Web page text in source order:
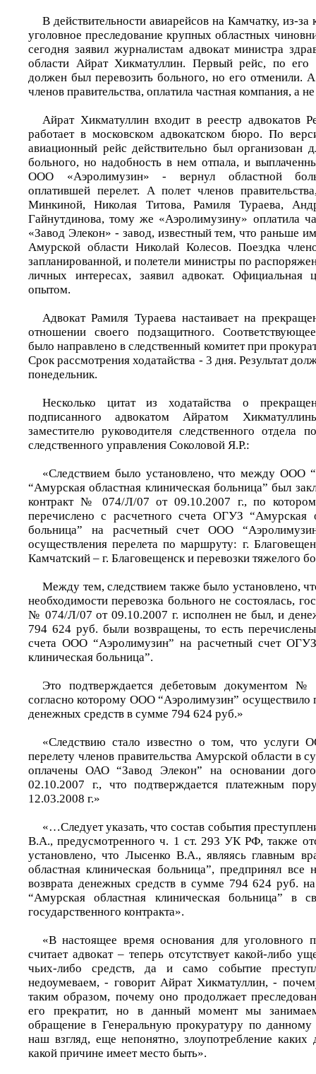
В действительности авиарейсов на Камчатку, из-за
уголовное преследование крупных областных
сегодня заявил журналистам адвокат министра
области Айрат Хикматуллин. Первый рейс, по его
должен был перевозить больного, но его отменили.
членов правительства, оплатила частная компания, а
Айрат Хикматуллин входит в реестр адвокатов
работает в московском адвокатском бюро. По
авиационный рейс действительно был организован
больного, но надобность в нем отпала, и
ООО «Аэролимузин» - вернул областной
оплатившей перелет. А полет членов
Минкиной, Николая Титова, Рамиля Тураева,
Гайнутдинова, тому же «Аэролимузину» оплатила
«Завод Элекон» - завод, известный тем, что раньше
Амурской области Николай Колесов. Поездка
запланированной, и полетели министры по
личных интересах, заявил адвокат.
опытом.
Адвокат Рамиля Тураева настаивает на
отношении своего подзащитного.
было направлено в следственный комитет при
Срок рассмотрения ходатайства - 3 дня. Результат
понедельник.
Несколько цитат из ходатайства о
подписанного адвокатом Айратом
заместителю руководителя следственного отдела
следственного управления Соколовой Я.Р.:
«Следствием было установлено, что между ООО
“Амурская областная клиническая больница” был
контракт № 074/Л/07 от 09.10.2007 г., по
перечислено с расчетного счета ОГУЗ “Амурская
больница” на расчетный счет ООО
осуществления перелета по маршруту: г.
Камчатский – г. Благовещенск и перевозки тяжелого
Между тем, следствием также было установлено,
необходимости перевозка больного не состоялась,
№ 074/Л/07 от 09.10.2007 г. исполнен не был, и
794 624 руб. были возвращены, то есть
счета ООО “Аэролимузин” на расчетный счет
клиническая больница”.
Это подтверждается дебетовым документом
согласно которому ООО “Аэролимузин” осуществило
денежных средств в сумме 794 624 руб.»
«Следствию стало известно о том, что услуги
перелету членов правительства Амурской области в
оплачены ОАО “Завод Элекон” на основании
02.10.2007 г., что подтверждается платежным
12.03.2008 г.»
«…Следует указать, что состав события
В.А., предусмотренного ч. 1 ст. 293 УК РФ, также
установлено, что Лысенко В.А., являясь главным
областная клиническая больница”, предпринял
возврата денежных средств в сумме 794 624 руб.
“Амурская областная клиническая больница” в
государственного контракта».
«В настоящее время основания для уголовного
считает адвокат – теперь отсутствует какой-либо
чьих-либо средств, да и само событие
недоумеваем, - говорит Айрат Хикматуллин, -
таким образом, почему оно продолжает
его прекратит, но в данный момент мы
обращение в Генеральную прокуратуру по
наш взгляд, еще непонятно, злоупотребление
какой причине имеет место быть».